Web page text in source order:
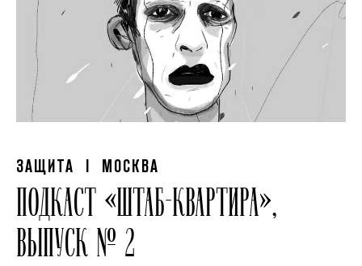
ЗАЩИТА | МОСКВА
ПОДКАСТ «ШТАБ-КВАРТИРА»,
ВЫПУСК № 2